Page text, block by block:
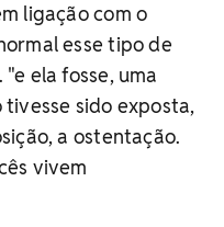
ligação com o
esse tipo de
ela fosse, uma
sido exposta,
a ostentação.
vivem